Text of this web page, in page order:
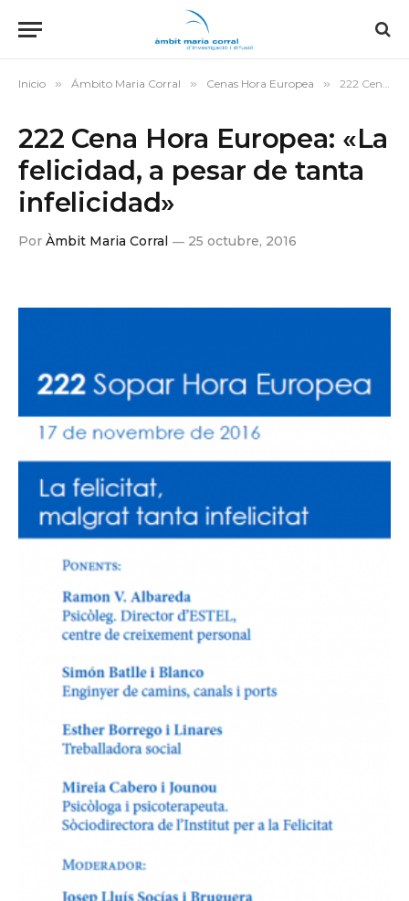
Inicio » Ámbito Maria Corral » Cenas Hora Europea » 222 Cena Hora Europea: «La felicidad, a pesar de tanta infelicidad»
222 Cena Hora Europea: «La
felicidad, a pesar de tanta
infelicidad»
Por Àmbit Maria Corral 25 octubre, 2016